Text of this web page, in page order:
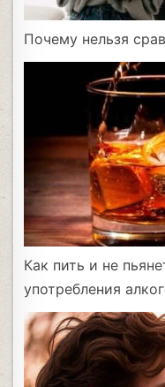
Почему нельзя
Как пить и не
употребления